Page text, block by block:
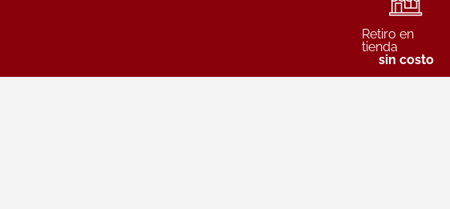
Retiro en
tienda
sin costo